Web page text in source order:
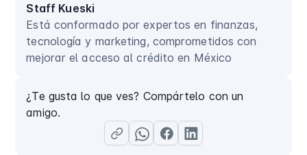
Staff Kueski
Está conformado por expertos en finanzas,
tecnología y marketing, comprometidos con
mejorar el acceso al crédito en México
¿Te gusta lo que ves? Compártelo con un
amigo.